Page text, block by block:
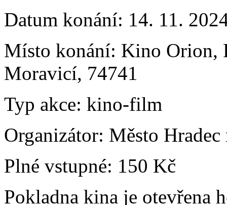
Datum konání: 14. 11.
Místo konání: Kino Orion,
Moravicí, 74741
Typ akce: kino-film
Organizátor: Město
Plné vstupné: 150 Kč
Pokladna kina je otevřena